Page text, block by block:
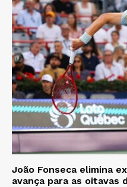
João Fonseca elimina
avança para as oitavas